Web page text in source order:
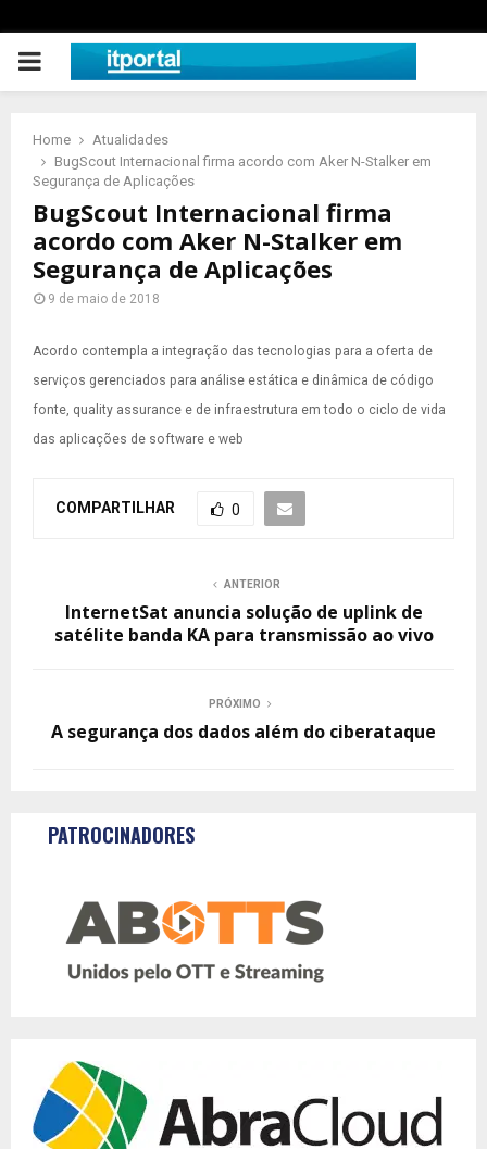
PRIMARY
Home
Atualidades
BugScout Internacional firma acordo com Aker N-Stalker em
Segurança de Aplicações
BugScout Internacional firma
acordo com Aker N-Stalker em
Segurança de Aplicações
9 de maio de 2018
Acordo contempla a integração das tecnologias para a oferta de
serviços gerenciados para análise estática e dinâmica de código
fonte, quality assurance e de infraestrutura em todo o ciclo de vida
das aplicações de software e web
COMPARTILHAR 0
ANTERIOR
InternetSat anuncia solução de uplink de
satélite banda KA para transmissão ao vivo
PRÓXIMO
A segurança dos dados além do ciberataque
PATROCINADORES